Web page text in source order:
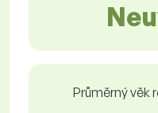
Průměrný věk